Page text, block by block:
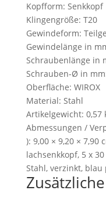
Kopfform: Senkkopf
Klingengröße: T20
Gewindeform:
Gewindelänge in
Schraubenlänge in
Schrauben-Ø in
Oberfläche: WIROX
Material: Stahl
Artikelgewicht: 0,57
Abmessungen /
): 9,00 × 9,20 × 7,90
lachsenkkopf, 5 x
Stahl, verzinkt, blau